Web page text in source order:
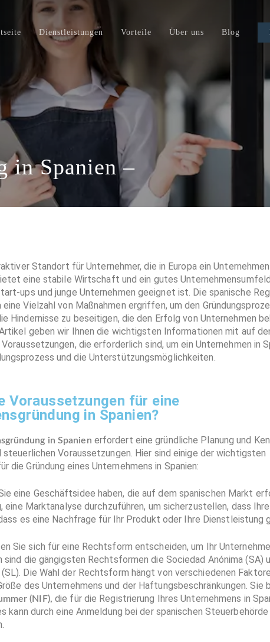
Dienstleistungen Vorteile Über uns Blog
in Spanien –
Standort für Unternehmer, die in Europa ein
eine stabile Wirtschaft und ein gutes
ups und junge Unternehmen geeignet ist. Die spanische
Vielzahl von Maßnahmen ergriffen, um den
Hindernisse zu beseitigen, die den Erfolg von Unternehmen
geben wir Ihnen die wichtigsten Informationen mit auf
die erforderlich sind, um ein Unternehmen in
und die Unterstützungsmöglichkeiten.
Voraussetzungen für eine
in Spanien?
in Spanien erfordert eine gründliche Planung und
Voraussetzungen. Hier sind einige der wichtigsten
die Gründung eines Unternehmens in Spanien:
eine Geschäftsidee haben, die auf dem spanischen Markt
eine Marktanalyse durchzuführen, um sicherzustellen, dass
es eine Nachfrage für Ihr Produkt oder Ihre Dienstleistung
Sie sich für eine Rechtsform entscheiden, um Ihr
sind die gängigsten Rechtsformen die Sociedad Anónima (SA)
Die Wahl der Rechtsform hängt von verschiedenen
des Unternehmens und der Haftungsbeschränkungen. Sie
(NIF), die für die Registrierung Ihres Unternehmens in
kann durch eine Anmeldung bei der spanischen